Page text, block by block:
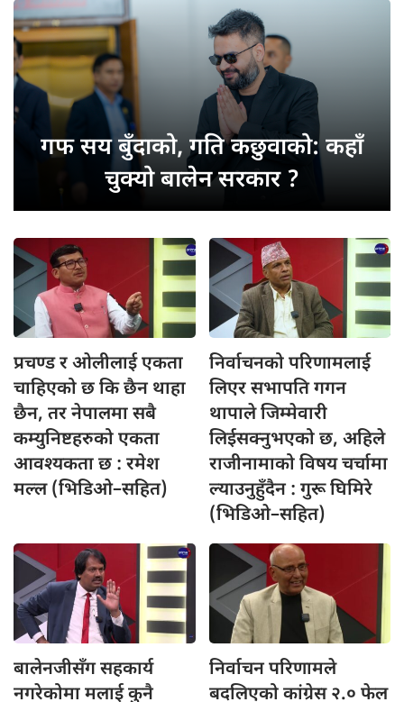
गफ सयबुँदाको, गति कछुवाको: कहाँ
चुक्यो बालेन सरकार ?
प्रचण्ड रओलीलाई एकता
चाहिएको छ कि छैन थाहा
छैन, तर नेपालमा सबै
कम्युनिष्टहरुको एकता
आवश्यकता छ : रमेश
मल्ल (भिडिओ–सहित)
निर्वाचनको परिणामलाई
लिएर सभापति गगन
थापाले जिम्मेवारी
लिईसक्नुभएको छ, अहिले
राजीनामाको विषय चर्चामा
ल्याउनुहुँदैन : गुरू घिमिरे
(भिडिओ–सहित)
बालेनजीसँग सहकार्य
नगरेकोमा मलाई कुनै
निर्वाचन परिणामले
बदलिएको कांग्रेस २.० फेल